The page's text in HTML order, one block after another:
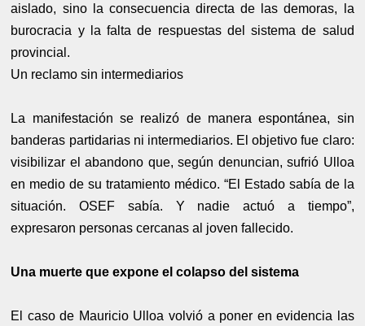
aislado, sino la consecuencia directa de las demoras, la
burocracia y la falta de respuestas del sistema de salud
provincial.
Un reclamo sin intermediarios
La manifestación se realizó de manera espontánea, sin
banderas partidarias ni intermediarios. El objetivo fue claro:
visibilizar el abandono que, según denuncian, sufrió Ulloa
en medio de su tratamiento médico. “El Estado sabía de la
situación. OSEF sabía. Y nadie actuó a tiempo”,
expresaron personas cercanas al joven fallecido.
Una muerte que expone el colapso del sistema
El caso de Mauricio Ulloa volvió a poner en evidencia las